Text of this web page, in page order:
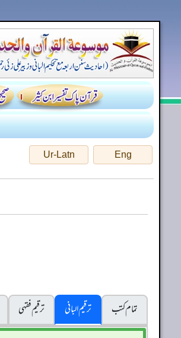
Eng
Ur-Latn
تمام کتب
ترقیم البانی ترقيم فقہی